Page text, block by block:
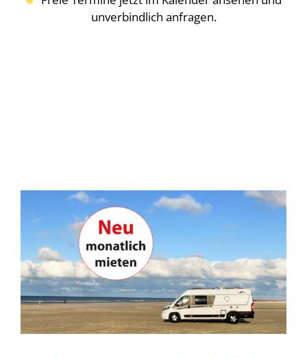
unverbindlich anfragen.